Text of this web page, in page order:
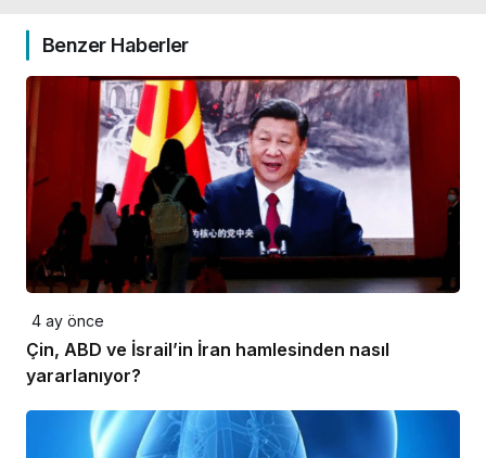
Benzer Haberler
4 ay önce
Çin, ABD ve İsrail’in İran hamlesinden nasıl
yararlanıyor?